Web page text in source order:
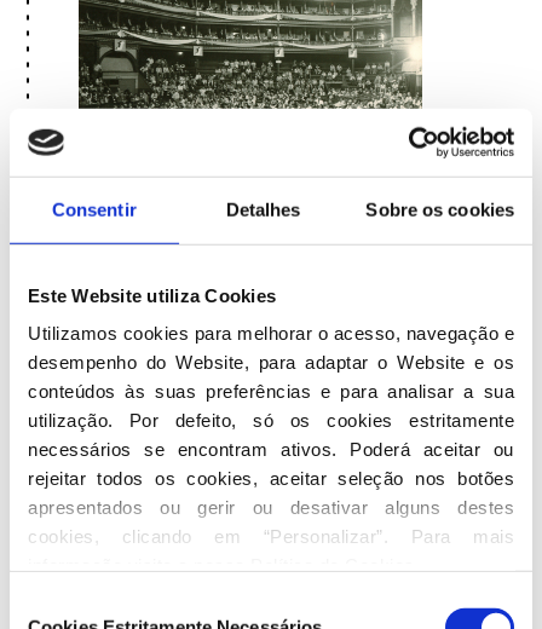
Consentir Detalhes Sobre os cookies
Este Website utiliza Cookies
Utilizamos cookies para melhorar o acesso, navegação e
desempenho do Website, para adaptar o Website e os
conteúdos às suas preferências e para analisar a sua
utilização. Por defeito, só os cookies estritamente
necessários se encontram ativos. Poderá aceitar ou
rejeitar todos os cookies, aceitar seleção nos botões
apresentados ou gerir ou desativar alguns destes
cookies, clicando em “Personalizar”. Para mais
30 maio 1986
XIII Congresso Nacional
Lisboa, Coliseu dos Recreios
Lisboa recebe a reunião em que
Cavaco Silvavê reforçada a sua
posição dentro do partido e como
chefe do governo. Em novembro do